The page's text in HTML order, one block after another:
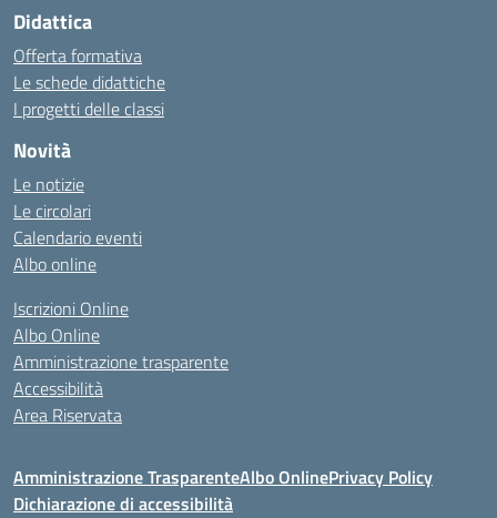
Didattica
Offerta formativa
Le schede didattiche
I progetti delle classi
Novità
Le notizie
Le circolari
Calendario eventi
Albo online
Iscrizioni Online
Albo Online
Amministrazione trasparente
Accessibilità
Area Riservata
Amministrazione TrasparenteAlbo OnlinePrivacy Policy
Dichiarazione di accessibilità